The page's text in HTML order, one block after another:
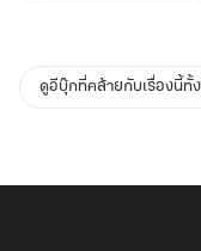
ดูอีบุ๊กที่คล้ายกับเรื่องนี้ทั้